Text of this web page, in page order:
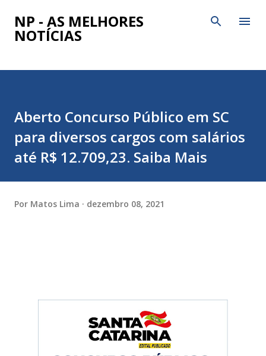
Pular para o conteúdo principal
NP - AS MELHORES
NOTÍCIAS
Aberto Concurso Público em SC
para diversos cargos com salários
até R$ 12.709,23. Saiba Mais
Por Matos Lima dezembro 08, 2021